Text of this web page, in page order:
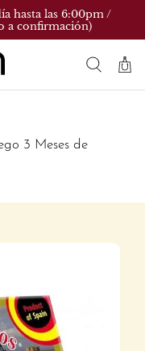
hasta las 6:00pm /
a confirmación)
3 Meses de